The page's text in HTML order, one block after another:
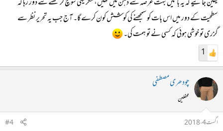
یقین جانیے کہ یہ باتیں بہت عرصہ سے ذہن میں تھیں، مگر یہی سوچ کر لکھنے سے دور رہا کہ
سطحیت کے دور میں اس بات کو سمجھنے کی کوشش کون کرے گا۔ آج جب یہ تحریر نظر سے
گزری تو خوشی ہوئی کہ کسی نے تو ہمت کی۔
1
چودھری مصطفی
محفلین
اگست 4، 2018
#4